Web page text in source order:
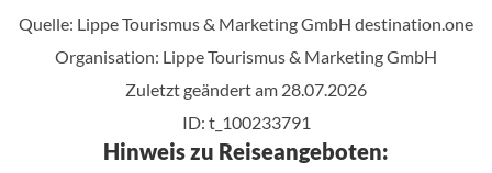
Quelle: Lippe Tourismus & Marketing GmbH destination.one
Organisation: Lippe Tourismus & Marketing GmbH
Zuletzt geändert am 28.07.2026
ID: t_100233791
Hinweis zu Reiseangeboten: